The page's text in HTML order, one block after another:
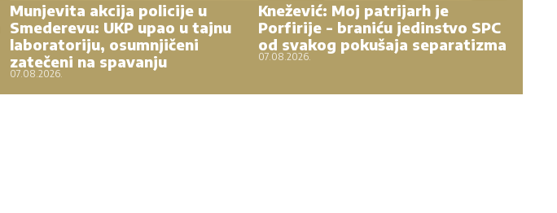
Munjevita akcija policije u
Smederevu: UKP upao u tajnu
laboratoriju, osumnjičeni
zatečeni na spavanju
07.08.2026.
Knežević: Moj patrijarh je
Porfirije - braniću jedinstvo SPC
od svakog pokušaja separatizma
07.08.2026.